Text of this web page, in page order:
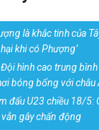
là khắc tinh của
khi có Phượng’
hình cao trung
bóng bổng với châu
đấu U23 chiều 18/5:
gây chấn động